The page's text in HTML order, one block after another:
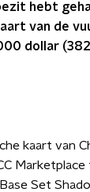
hebt
van de
dollar
kaart van
Set